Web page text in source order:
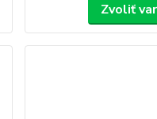
Zvoliť